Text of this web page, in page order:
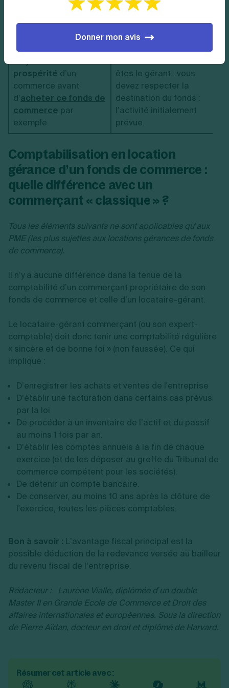
commerce.
propriétaire et n’a le
Elle peut être un bon
prospérité d’un
commerce avant
d’acheter ce fonds de
commerce par
exemple.
êtes le gérant : vous
devez respecter la
destination du fonds :
l’activité initialement
prévue.
Comptabilisation en location
gérance d’un fonds de commerce :
quelle différence avec un
commerçant « classique » ?
Tous les éléments suivants ne sont applicables qu’aux
PME (les plus sujettes aux locations gérances de fonds
de commerce).
Il n’y a aucune différence dans la tenue de la
comptabilité d’un commerçant propriétaire de son
fonds de commerce et celle d’un locataire-gérant.
Le locataire-gérant commerçant (ou son expert-
comptable) doit donc tenir une comptabilité régulière
« sincère et de bonne foi » (non faussée). Ce qui
implique :
D’enregistrer les achats et ventes de l'entreprise
D’établir une facturation dans certains cas prévus
par la loi
De procéder à un inventaire de l’actif et du passif
au moins 1 fois par an.
D’établir les comptes annuels à la fin de chaque
exercice (et de les déposer au greffe du Tribunal de
commerce compétent pour les sociétés).
De détenir un compte bancaire.
De conserver, au moins 10 ans après la clôture de
l'exercice, toutes les pièces comptables.
Bon à savoir : L’avantage fiscal principal est la
possible déduction de la redevance versée au bailleur
du revenu fiscal de l’entreprise.
Rédacteur : Laurène Vialle, diplômée d’un double
Master II en Grande Ecole de Commerce et Droit des
affaires internationales et européennes. Sous la direction
de Pierre Aïdan, docteur en droit et diplômé de Harvard.
Résumer cet article avec :
Donner mon avis